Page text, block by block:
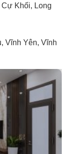
Khối, Long
Vĩnh Yên, Vĩnh